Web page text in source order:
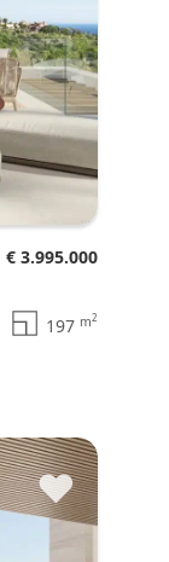
€ 3.995.000
197 m2
♥